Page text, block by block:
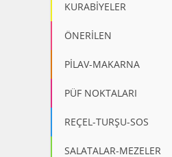
KURABİYELER
ÖNERİLEN
PİLAV-MAKARNA
PÜF NOKTALARI
REÇEL-TURŞU-SOS
SALATALAR-MEZELER